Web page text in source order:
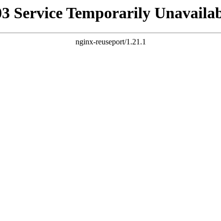
Service Temporarily
nginx-reuseport/1.21.1